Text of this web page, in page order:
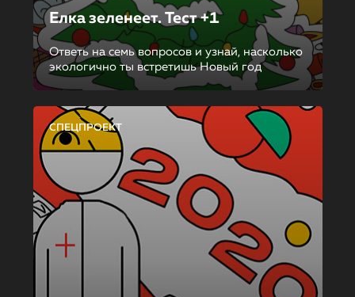
Елка зеленеет. Тест +1
Ответь на семь вопросов и узнай, насколько
экологично ты встретишь Новый год
СПЕЦПРОЕКТ